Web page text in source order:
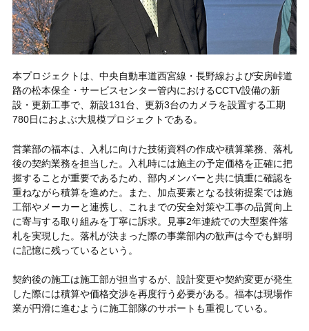
本プロジェクトは、中央自動車道西宮線・長野線および安房峠道
路の松本保全・サービスセンター管内におけるCCTV設備の新
設・更新工事で、新設131台、更新3台のカメラを設置する工期
780日におよぶ大規模プロジェクトである。
営業部の福本は、入札に向けた技術資料の作成や積算業務、落札
後の契約業務を担当した。入札時には施主の予定価格を正確に把
握することが重要であるため、部内メンバーと共に慎重に確認を
重ねながら積算を進めた。また、加点要素となる技術提案では施
工部やメーカーと連携し、これまでの安全対策や工事の品質向上
に寄与する取り組みを丁寧に訴求。見事2年連続での大型案件落
札を実現した。落札が決まった際の事業部内の歓声は今でも鮮明
に記憶に残っているという。
契約後の施工は施工部が担当するが、設計変更や契約変更が発生
した際には積算や価格交渉を再度行う必要がある。福本は現場作
業が円滑に進むように施工部隊のサポートも重視している。